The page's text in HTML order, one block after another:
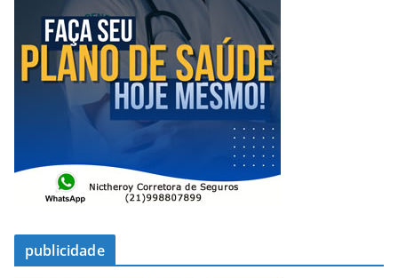
publicidade